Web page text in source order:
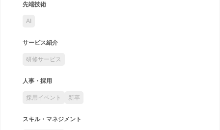
先端技術
AI
サービス紹介
研修サービス
人事・採用
採用イベント 新卒
スキル・マネジメント